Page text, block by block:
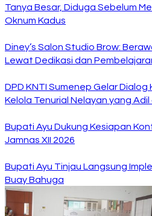
Tanya Besar, Diduga Sebelum
Oknum Kadus
Diney’s Salon Studio Brow:
Lewat Dedikasi dan
DPD KNTI Sumenep Gelar
Kelola Tenurial Nelayan yang
Bupati Ayu Dukung Kesiapan
Jamnas XII 2026
Bupati Ayu Tinjau Langsung
Buay Bahuga